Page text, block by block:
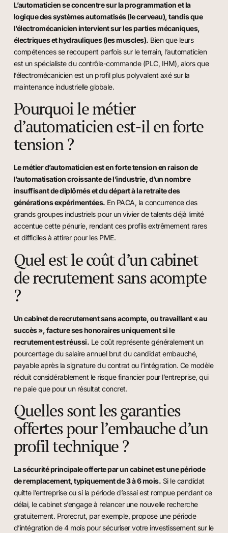
L’automaticien se concentre sur la programmation et la
logique des systèmes automatisés (le cerveau), tandis que
l’électromécanicien intervient sur les parties mécaniques,
électriques et hydrauliques (les muscles). Bien que leurs
compétences se recoupent parfois sur le terrain, l’automaticien
est un spécialiste du contrôle-commande (PLC, IHM), alors que
l’électromécanicien est un profil plus polyvalent axé sur la
maintenance industrielle globale.
Pourquoi le métier
d’automaticien est-il en forte
tension ?
Le métier d’automaticien est en forte tension en raison de
l’automatisation croissante de l’industrie, d’un nombre
insuffisant de diplômés et du départ à la retraite des
générations expérimentées. En PACA, la concurrence des
grands groupes industriels pour un vivier de talents déjà limité
accentue cette pénurie, rendant ces profils extrêmement rares
et difficiles à attirer pour les PME.
Quel est le coût d’un cabinet
de recrutement sans acompte
?
Un cabinet de recrutement sans acompte, ou travaillant « au
succès », facture ses honoraires uniquement si le
recrutement est réussi. Le coût représente généralement un
pourcentage du salaire annuel brut du candidat embauché,
payable après la signature du contrat ou l’intégration. Ce modèle
réduit considérablement le risque financier pour l’entreprise, qui
ne paie que pour un résultat concret.
Quelles sont les garanties
offertes pour l’embauche d’un
profil technique ?
La sécurité principale offerte par un cabinet est une période
de remplacement, typiquement de 3 à 6 mois. Si le candidat
quitte l’entreprise ou si la période d’essai est rompue pendant ce
délai, le cabinet s’engage à relancer une nouvelle recherche
gratuitement. Prorecrut, par exemple, propose une période
d’intégration de 4 mois pour sécuriser votre investissement sur le